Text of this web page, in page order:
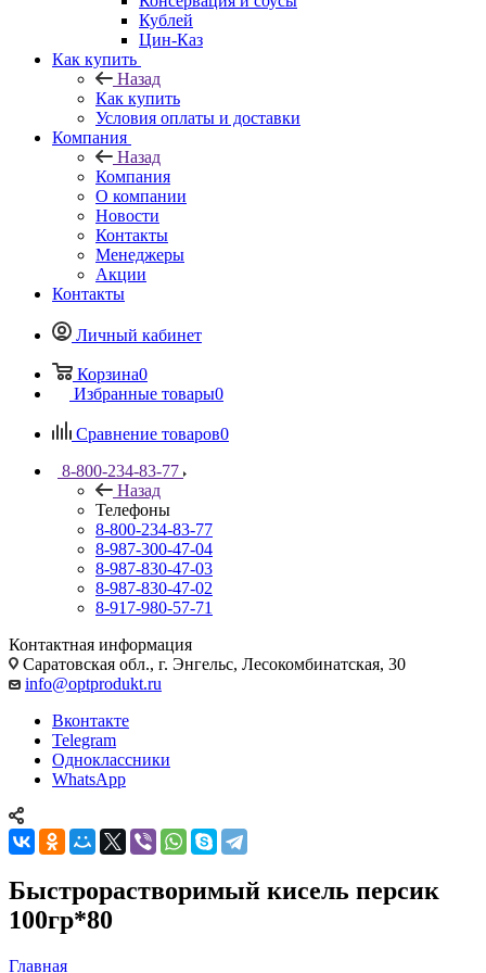
Кублей
Цин-Каз
Как купить
Назад
Как купить
Условия оплаты и доставки
Компания
Назад
Компания
О компании
Новости
Контакты
Менеджеры
Акции
Контакты
Личный кабинет
Корзина0
Избранные товары0
Сравнение товаров0
8-800-234-83-77
Назад
Телефоны
8-800-234-83-77
8-987-300-47-04
8-987-830-47-03
8-987-830-47-02
8-917-980-57-71
Контактная информация
Саратовская обл., г. Энгельс, Лесокомбинатская, 30
info@optprodukt.ru
Вконтакте
Telegram
Одноклассники
WhatsApp
Быстрорастворимый кисель персик
100гр*80
Главная